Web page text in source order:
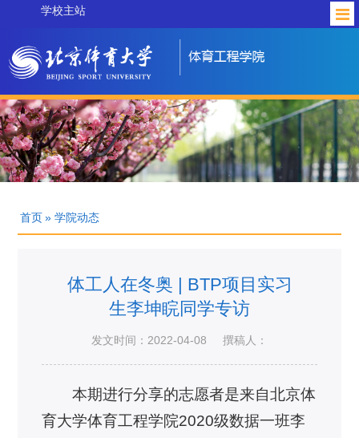
学校主站
首页 » 学院动态
体工人在冬奥 | BTP项目实习
生李坤睆同学专访
发文时间：2022-04-08 撰稿人：
本期进行分享的志愿者是来自北京体
育大学体育工程学院2020级数据一班李